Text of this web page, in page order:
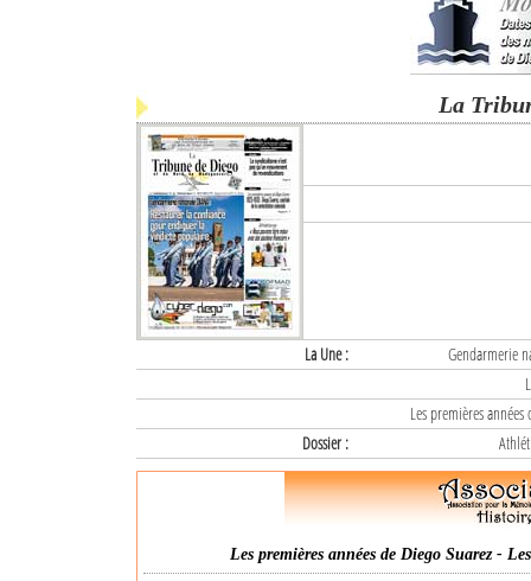
La
La Une :
Gendarmerie
Les premières
Dossier :
Les premières années de Diego Suarez -